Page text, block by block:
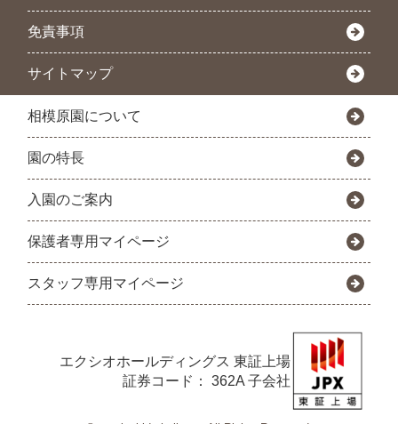
免責事項
サイトマップ
相模原園について
園の特長
入園のご案内
保護者専用マイページ
スタッフ専用マイページ
エクシオホールディングス 東証上場
証券コード： 362A 子会社